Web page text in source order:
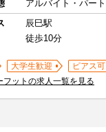
アルバイト・パート
辰巳駅
徒歩10分
大学生歓迎 ピアス可
フットの求人一覧を見る